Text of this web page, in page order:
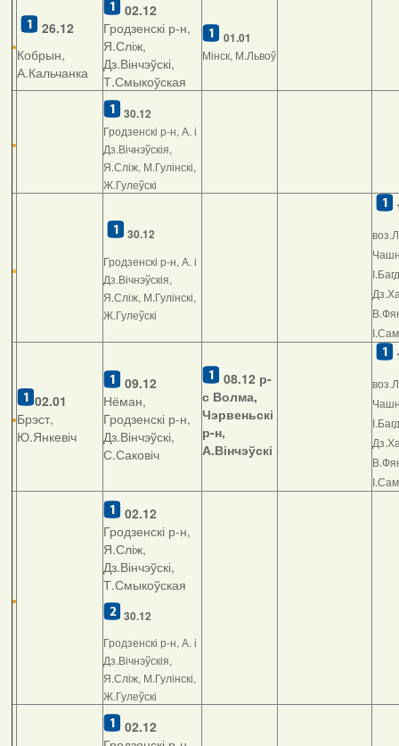
26.12
Кобрын,
А.Кальчанка
02.12
Гродзенскі р-н,
Я.Сліж,
Дз.Вінчэўскі,
Т.Смыкоўская
01.01
Мінск, М.Львоў
30.12
Гродзенскі р-н, А. і
Дз.Вічнэўскія,
Я.Сліж, М.Гулінскі,
Ж.Гулеўскі
30.12
Гродзенскі р-н, А. і
Дз.Вічнэўскія,
Я.Сліж, М.Гулінскі,
Ж.Гулеўскі
02.01
Брэст,
Ю.Янкевіч
09.12
Нёман,
Гродзенскі р-н,
Дз.Вінчэўскі,
С.Саковіч
08.12 р-
с Волма,
Чэрвеньскі
р-н,
А.Вінчэўскі
02.12
Гродзенскі р-н,
Я.Сліж,
Дз.Вінчэўскі,
Т.Смыкоўская
30.12
Гродзенскі р-н, А. і
Дз.Вічнэўскія,
Я.Сліж, М.Гулінскі,
Ж.Гулеўскі
02.12